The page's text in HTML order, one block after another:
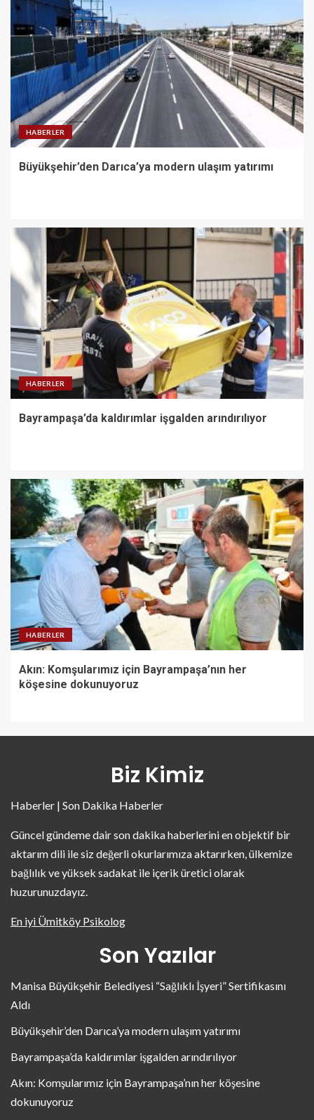
HABERLER
Büyükşehir’den Darıca’ya modern ulaşım yatırımı
HABERLER
Bayrampaşa’da kaldırımlar işgalden arındırılıyor
HABERLER
Akın: Komşularımız için Bayrampaşa’nın her
köşesine dokunuyoruz
Biz Kimiz
Haberler | Son Dakika Haberler
Güncel gündeme dair son dakika haberlerini en objektif bir
aktarım dili ile siz değerli okurlarımıza aktarırken, ülkemize
bağlılık ve yüksek sadakat ile içerik üretici olarak
huzurunuzdayız.
En iyi Ümitköy Psikolog
Son Yazılar
Manisa Büyükşehir Belediyesi “Sağlıklı İşyeri” Sertifikasını
Aldı
Büyükşehir’den Darıca’ya modern ulaşım yatırımı
Bayrampaşa’da kaldırımlar işgalden arındırılıyor
Akın: Komşularımız için Bayrampaşa’nın her köşesine
dokunuyoruz